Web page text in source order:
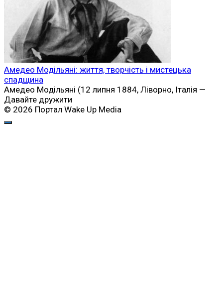
Амедео Модільяні: життя, творчість і мистецька
спадщина
Амедео Модільяні (12 липня 1884, Ліворно, Італія —
Давайте дружити
© 2026 Портал Wake Up Media